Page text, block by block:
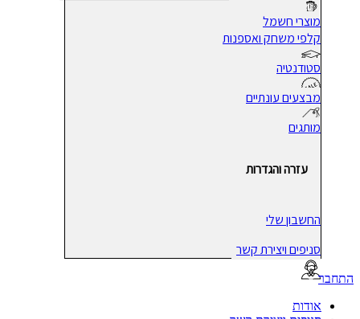
מוצרי חשמל
קלפי משחק ואספנות
סטודנטיה
מבצעים עונתיים
מותגים
עזרה והגדרות
החשבון שלי
סניפים ויצירת קשר
אודות